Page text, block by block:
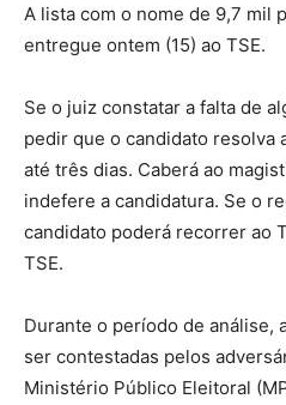
A lista com o nome de 9,7 mil
entregue ontem (15) ao TSE.
Se o juiz constatar a falta de
pedir que o candidato resolva
até três dias. Caberá ao
indefere a candidatura. Se o
candidato poderá recorrer ao
TSE.
Durante o período de análise,
ser contestadas pelos
Ministério Público Eleitoral